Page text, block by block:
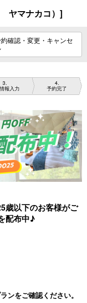
ヤマナカコ）]
確認・変更・キャンセ
3
報入力
4
予約完了
歳以下のお客様がご
配布中♪
ンをご確認ください。